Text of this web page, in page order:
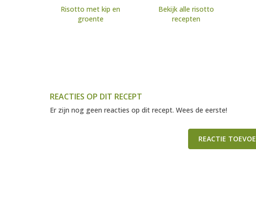
Risotto met kip en
groente
Bekijk alle risotto
recepten
REACTIES OP DIT RECEPT
Er zijn nog geen reacties op dit recept. Wees de eerste!
REACTIE